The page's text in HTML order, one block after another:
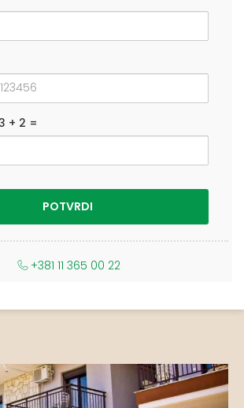
+ 2 =
+381 11 365 00 22